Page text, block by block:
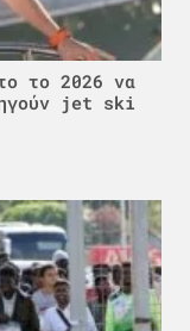
το 2026 να
jet ski